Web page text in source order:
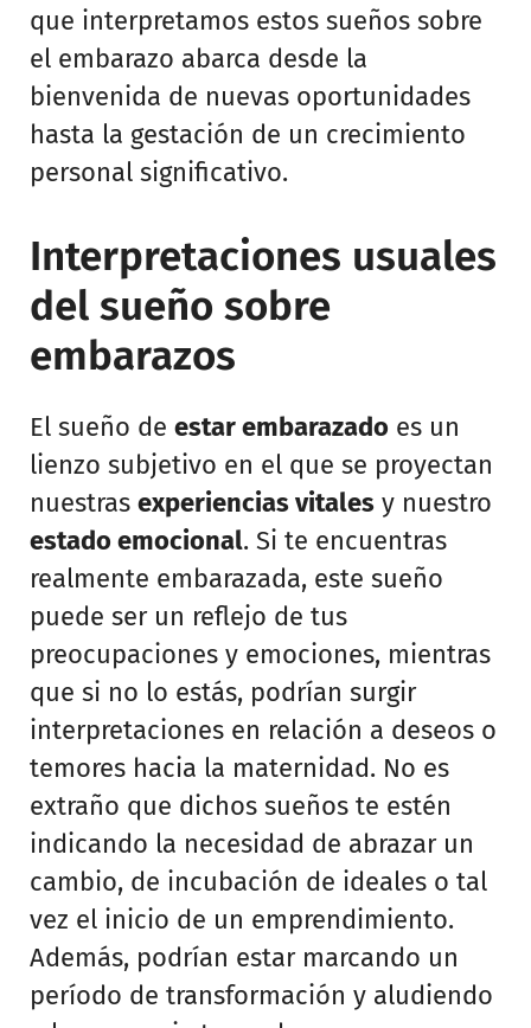
que interpretamos estos sueños sobre
el embarazo abarca desde la
bienvenida de nuevas oportunidades
hasta la gestación de un crecimiento
personal significativo.
Interpretaciones usuales
del sueño sobre
embarazos
El sueño de estar embarazado es un
lienzo subjetivo en el que se proyectan
nuestras experiencias vitales y nuestro
estado emocional. Si te encuentras
realmente embarazada, este sueño
puede ser un reflejo de tus
preocupaciones y emociones, mientras
que si no lo estás, podrían surgir
interpretaciones en relación a deseos o
temores hacia la maternidad. No es
extraño que dichos sueños te estén
indicando la necesidad de abrazar un
cambio, de incubación de ideales o tal
vez el inicio de un emprendimiento.
Además, podrían estar marcando un
período de transformación y aludiendo